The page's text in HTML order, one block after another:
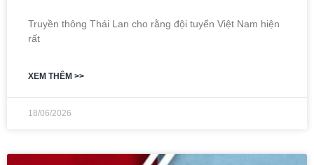
Truyền thông Thái Lan cho rằng đội tuyển Việt Nam hiện
rất
XEM THÊM >>
18/06/2026